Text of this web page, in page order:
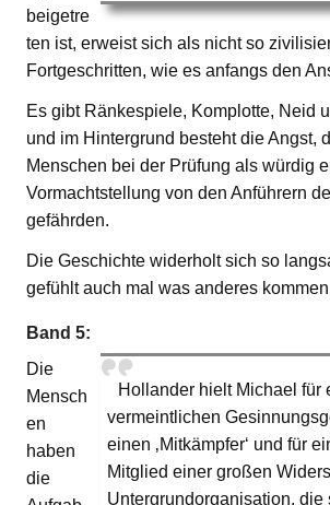
beigetre
ten ist, erweist sich als nicht so
Fortgeschritten, wie es anfangs den
Es gibt Ränkespiele, Komplotte, Neid
und im Hintergrund besteht die Angst,
Menschen bei der Prüfung als würdig
Vormachtstellung von den Anführern
gefährden.
Die Geschichte widerholt sich so
gefühlt auch mal was anderes
Band 5:
Hollander hielt Michael für
vermeintlichen
einen ‚Mitkämpfer‘ und für
Mitglied einer großen
Untergrundorganisation, die
Die
Mensch
en
haben
die